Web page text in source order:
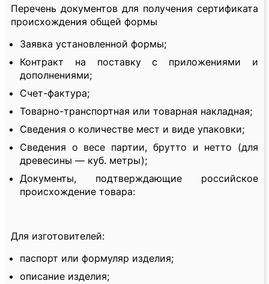
Перечень документов для получения сертификата
происхождения общей формы
Заявка установленной формы;
Контракт на поставку с приложениями и
дополнениями;
Счет-фактура;
Товарно-транспортная или товарная накладная;
Сведения о количестве мест и виде упаковки;
Сведения о весе партии, брутто и нетто (для
древесины — куб. метры);
Документы, подтверждающие российское
происхождение товара:
Для изготовителей:
паспорт или формуляр изделия;
описание изделия;